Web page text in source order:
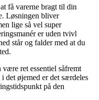
få varerne bragt til din
Løsningen bliver
lige så vel super
er uden tvivl
står og falder med at du
ret essentiel såfremt
det øjemed er det særdeles
på den